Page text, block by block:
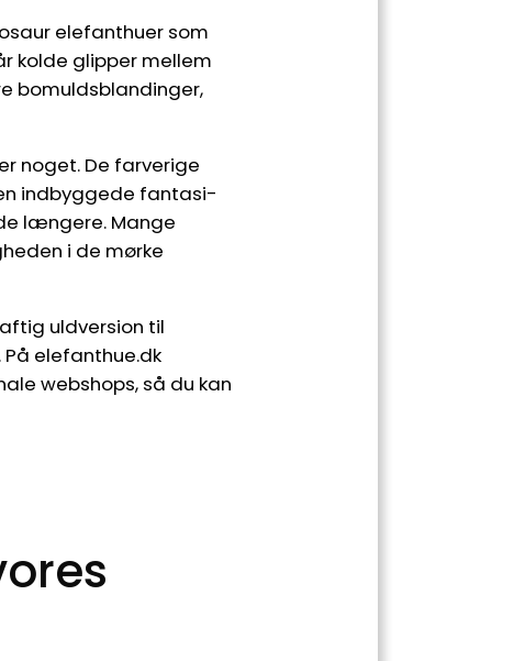
elefanthuer som
kolde glipper mellem
bomuldsblandinger,
noget. De farverige
indbyggede fantasi­
længere. Mange
i de mørke
uldversion til
elefanthue.dk
webshops, så du kan